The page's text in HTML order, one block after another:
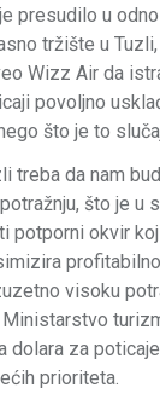
presudilo u
tržište u
Wizz Air da
povoljno
što je to
treba da nam
što je u
potporni okvir
visoku
dolara za
prioriteta.